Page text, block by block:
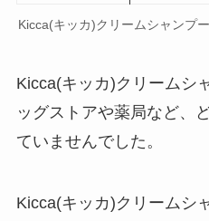
Kicca(キッカ)クリームシャンプー
Kicca(キッカ)クリームシ
ッグストアや薬局など、
ていませんでした。
Kicca(キッカ)クリームシ